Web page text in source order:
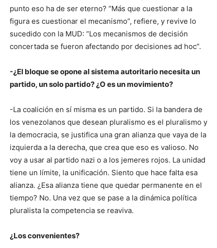
punto eso ha de ser eterno? “Más que cuestionar a la
figura es cuestionar el mecanismo”, refiere, y revive lo
sucedido con la MUD: “Los mecanismos de decisión
concertada se fueron afectando por decisiones ad hoc”.
-¿El bloque se opone al sistema autoritario necesita un
partido, un solo partido? ¿O es un movimiento?
-La coalición en sí misma es un partido. Si la bandera de
los venezolanos que desean pluralismo es el pluralismo y
la democracia, se justifica una gran alianza que vaya de la
izquierda a la derecha, que crea que eso es valioso. No
voy a usar al partido nazi o a los jemeres rojos. La unidad
tiene un límite, la unificación. Siento que hace falta esa
alianza. ¿Esa alianza tiene que quedar permanente en el
tiempo? No. Una vez que se pase a la dinámica política
pluralista la competencia se reaviva.
¿Los convenientes?